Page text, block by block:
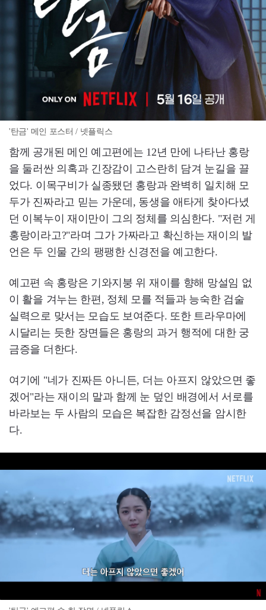
'탄금' 메인 포스터 / 넷플릭스
함께 공개된 메인 예고편에는 12년 만에 나타난 홍랑
을 둘러싼 의혹과 긴장감이 고스란히 담겨 눈길을 끌
었다. 이목구비가 실종됐던 홍랑과 완벽히 일치해 모
두가 진짜라고 믿는 가운데, 동생을 애타게 찾아다녔
던 이복누이 재이만이 그의 정체를 의심한다. "저런 게
홍랑이라고?"라며 그가 가짜라고 확신하는 재이의 발
언은 두 인물 간의 팽팽한 신경전을 예고한다.
예고편 속 홍랑은 기와지붕 위 재이를 향해 망설임 없
이 활을 겨누는 한편, 정체 모를 적들과 능숙한 검술
실력으로 맞서는 모습도 보여준다. 또한 트라우마에
시달리는 듯한 장면들은 홍랑의 과거 행적에 대한 궁
금증을 더한다.
여기에 "네가 진짜든 아니든, 더는 아프지 않았으면 좋
겠어"라는 재이의 말과 함께 눈 덮인 배경에서 서로를
바라보는 두 사람의 모습은 복잡한 감정선을 암시한
다.